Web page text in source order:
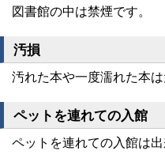
図書館の中は禁煙です。
汚損
汚れた本や一度濡れた本
ペットを連れての入館
ペットを連れての入館は